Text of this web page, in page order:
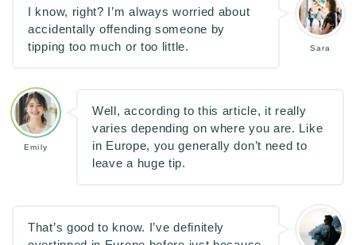
Sara
I know, right? I’m always worried about
accidentally offending someone by
tipping too much or too little.
Emily
Well, according to this article, it really
varies depending on where you are. Like
in Europe, you generally don’t need to
leave a huge tip.
That’s good to know. I’ve definitely